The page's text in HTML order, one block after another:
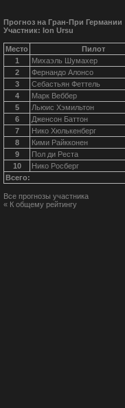
Прогноз на Гран-При Германии
Участник: Ion Ursu
Место Пилот
1
Михаэль Шумахер
2
Фернандо Алонсо
3
Себастьян Феттель
4
Марк Веббер
5
Льюис Хэмильтон
6
Дженсон Баттон
7
Нико Хюлькенберг
8
Кими Райкконен
9
Пол ди Реста
10
Нико Росберг
Всего:
Все прогнозы участника
« К общему рейтингу